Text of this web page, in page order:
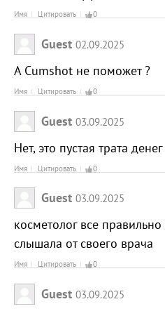
Имя Цитировать 0
Guest 02.09.2025
А Cumshot не поможет ?
Имя Цитировать 0
Guest 03.09.2025
Нет, это пустая трата денег
Имя Цитировать 0
Guest 03.09.2025
косметолог все
слышала от своего врача
Имя Цитировать 0
Guest 03.09.2025